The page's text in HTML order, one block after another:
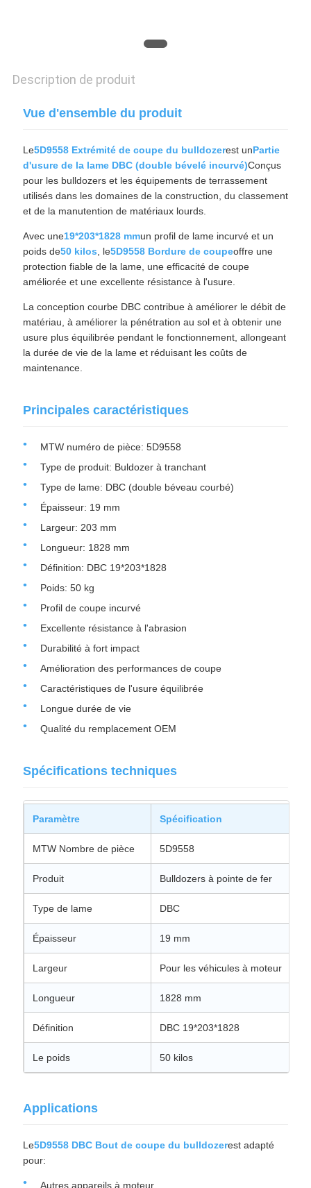
POLICY
Description de produit
Vue d'ensemble du produit
Le5D9558 Extrémité de coupe du bulldozerest unPartie
d'usure de la lame DBC (double bévelé incurvé)Conçus
pour les bulldozers et les équipements de terrassement
utilisés dans les domaines de la construction, du classement
et de la manutention de matériaux lourds.
Avec une19*203*1828 mmun profil de lame incurvé et un
poids de50 kilos, le5D9558 Bordure de coupeoffre une
protection fiable de la lame, une efficacité de coupe
améliorée et une excellente résistance à l'usure.
La conception courbe DBC contribue à améliorer le débit de
matériau, à améliorer la pénétration au sol et à obtenir une
usure plus équilibrée pendant le fonctionnement, allongeant
la durée de vie de la lame et réduisant les coûts de
maintenance.
Principales caractéristiques
MTW numéro de pièce: 5D9558
Type de produit: Buldozer à tranchant
Type de lame: DBC (double béveau courbé)
Épaisseur: 19 mm
Largeur: 203 mm
Longueur: 1828 mm
Définition: DBC 19*203*1828
Poids: 50 kg
Profil de coupe incurvé
Excellente résistance à l'abrasion
Durabilité à fort impact
Amélioration des performances de coupe
Caractéristiques de l'usure équilibrée
Longue durée de vie
Qualité du remplacement OEM
Spécifications techniques
Paramètre Spécification
MTW Nombre de pièce 5D9558
Produit Bulldozers à pointe de fer
Type de lame DBC
Épaisseur 19 mm
Largeur Pour les véhicules à moteur
Longueur 1828 mm
Définition DBC 19*203*1828
Le poids 50 kilos
Applications
Le5D9558 DBC Bout de coupe du bulldozerest adapté
pour:
Autres appareils à moteur